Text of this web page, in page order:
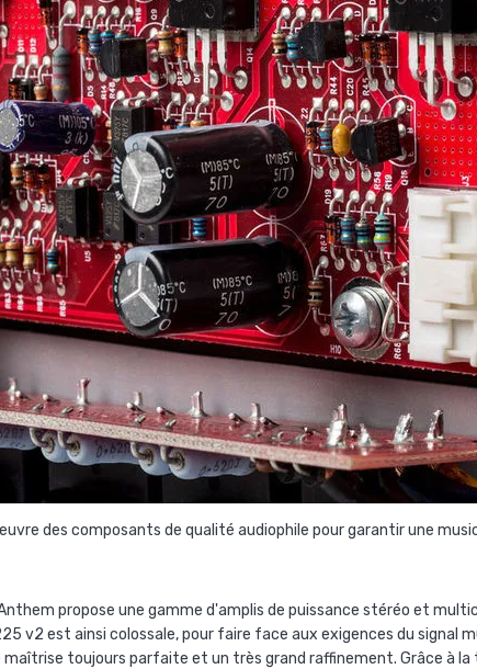
des composants de qualité audiophile pour garantir une
propose une gamme d'amplis de puissance stéréo et
v2 est ainsi colossale, pour faire face aux exigences du signal
toujours parfaite et un très grand raffinement. Grâce à la